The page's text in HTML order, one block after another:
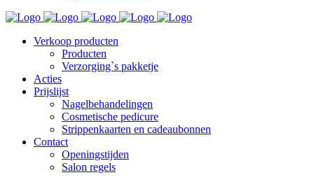
Verkoop producten
Producten
Verzorging`s pakketje
Acties
Prijslijst
Nagelbehandelingen
Cosmetische pedicure
Strippenkaarten en cadeaubonnen
Contact
Openingstijden
Salon regels